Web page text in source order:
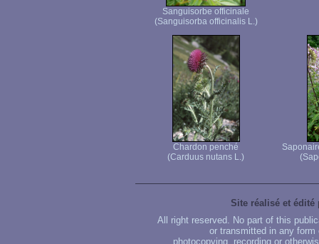
Sanguisorbe officinale
(Sanguisorba officinalis L.)
Chardon penché
(Carduus nutans L.)
Site réalisé et édité
All right reserved. No part of this
or transmitted in any
photocopying, recording or